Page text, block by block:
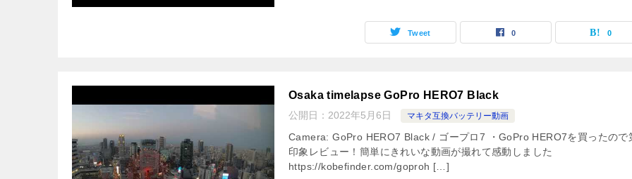
Tweet 0 0
Osaka timelapse GoPro HERO7 Black
公開日： 2022年5月6日 マキタ互換バッテリー動画
Camera: GoPro HERO7 Black / ゴープロ7 ・GoPro HERO7を買ったので
印象レビュー！簡単にきれいな動画が撮れて感動しました
https://kobefinder.com/goproh […]